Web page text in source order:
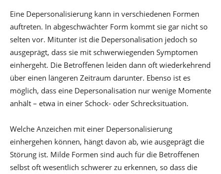
Eine Depersonalisierung kann in verschiedenen Formen
auftreten. In abgeschwächter Form kommt sie gar nicht so
selten vor. Mitunter ist die Depersonalisation jedoch so
ausgeprägt, dass sie mit schwerwiegenden Symptomen
einhergeht. Die Betroffenen leiden dann oft wiederkehrend
über einen längeren Zeitraum darunter. Ebenso ist es
möglich, dass eine Depersonalisation nur wenige Momente
anhält – etwa in einer Schock- oder Schrecksituation.
Welche Anzeichen mit einer Depersonalisierung
einhergehen können, hängt davon ab, wie ausgeprägt die
Störung ist. Milde Formen sind auch für die Betroffenen
selbst oft wesentlich schwerer zu erkennen, so dass die